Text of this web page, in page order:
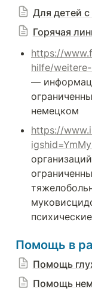
Для детей
Горячая
https://
hilfe/
—
немецком
https://
Помощь в
Помощь
Помощь